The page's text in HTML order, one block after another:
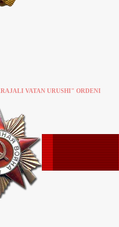
VATAN URUSHI" ORDENI